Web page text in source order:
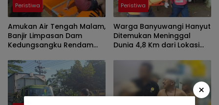
Peristiwa
Amukan Air Tengah Malam,
Banjir Limpasan Dam
Kedungsangku Rendam
Sukodono
Peristiwa
Warga Banyuwangi Hanyut
Ditemukan Meninggal
Dunia 4,8 Km dari Lokasi
×